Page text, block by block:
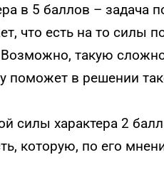
в 5 баллов – задача
что есть на то силы
такую
поможет в решении
силы характера 2
которую, по его